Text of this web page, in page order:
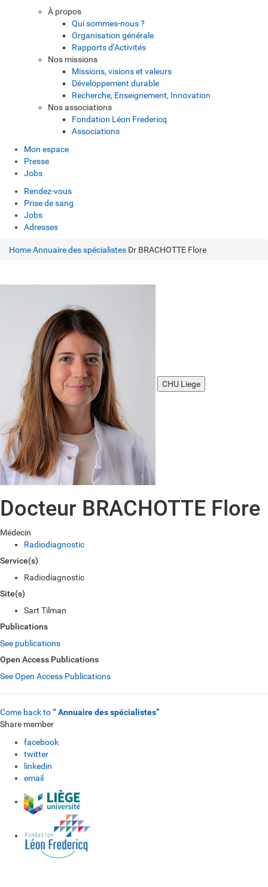
À propos
Qui sommes-nous ?
Organisation générale
Rapports d’Activités
Nos missions
Missions, visions et valeurs
Développement durable
Recherche, Enseignement, Innovation
Nos associations
Fondation Léon Fredericq
Associations
Mon espace
Presse
Jobs
Rendez-vous
Prise de sang
Jobs
Adresses
HomeAnnuaire des spécialistes Dr BRACHOTTE Flore
CHU Liege
Docteur BRACHOTTE Flore
Médecin
Radiodiagnostic
Service(s)
Radiodiagnostic
Site(s)
Sart Tilman
Publications
See publications
Open Access Publications
See Open Access Publications
Come back to“ Annuaire des spécialistes”
Share member
facebook
twitter
linkedin
email